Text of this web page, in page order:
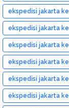
ekspedisi jakarta
ekspedisi jakarta
ekspedisi jakarta
ekspedisi jakarta
ekspedisi jakarta
ekspedisi jakarta